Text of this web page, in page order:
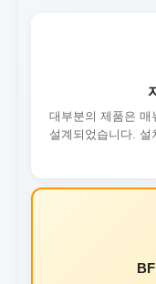
대부분의 제품은 매
설계되었습니다. 설